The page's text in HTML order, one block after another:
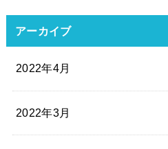
アーカイブ
2022年4月
2022年3月